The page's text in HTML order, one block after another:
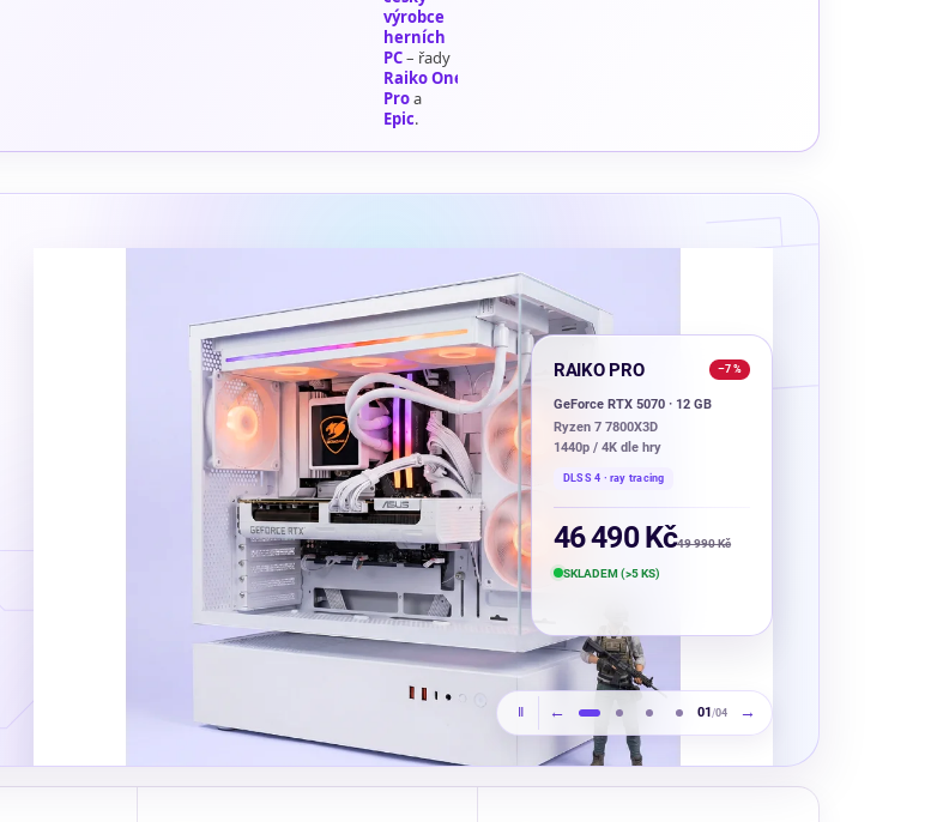
výrobce
herních
PC– řady
Raiko One
Proa
Epic.
RAIKO PRO –7 %
GeForce RTX 5070 · 12 GB
Ryzen 7 7800X3D
1440p / 4K dle hry
DLSS 4 · ray tracing
46 490 Kč49 990 Kč
SKLADEM (>5 KS)
← 01 /04 →